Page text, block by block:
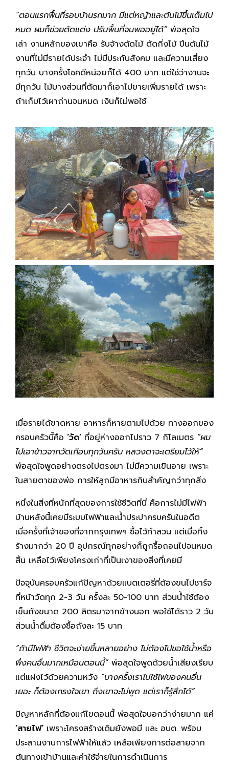
“ตอนแรกพื้นที่รอบบ้านรกมาก มีแต่หญ้าและต้นไม้ขึ้นเต็มไป
หมด ผมก็ช่วยตัดแต่ง ปรับพื้นที่จนพออยู่ได้”พ่อสุดใจ
เล่า งานหลักของเขาคือ รับจ้างตัดไม้ ตัดกิ่งไม้ ปีนต้นไม้
งานที่ไม่มีรายได้ประจำ ไม่มีประกันสังคม และมีความเสี่ยง
ทุกวัน บางครั้งโชคดีหน่อยก็ได้ 400 บาท แต่ใช่ว่างานจะ
มีทุกวัน ไม้บางส่วนที่ตัดมาก็เอาไปขายเพิ่มรายได้ เพราะ
ถ้าเก็บไว้เผาถ่านจนหมด เงินก็ไม่พอใช้
เมื่อรายได้ขาดหาย อาหารก็หายตามไปด้วย ทางออกของ
ครอบครัวนี้คือ ‘วัด’ ที่อยู่ห่างออกไปราว 7 กิโลเมตร “ผม
ไปเอาข้าวจากวัดเกือบทุกวันครับ หลวงตาจะเตรียมไว้ให้”
พ่อสุดใจพูดอย่างตรงไปตรงมา ไม่มีความเขินอาย เพราะ
ในสายตาของพ่อ การให้ลูกมีอาหารกินสำคัญกว่าทุกสิ่ง
หนึ่งในสิ่งที่หนักที่สุดของการใช้ชีวิตที่นี่ คือการไม่มีไฟฟ้า
บ้านหลังนี้เคยมีระบบไฟฟ้าและน้ำประปาครบครันในอดีต
เมื่อครั้งที่เจ้าของที่จากกรุงเทพฯ ซื้อไว้ทำสวน แต่เมื่อทิ้ง
ร้างมากว่า 20 ปี อุปกรณ์ทุกอย่างก็ถูกรื้อถอนไปจนหมด
สิ้น เหลือไว้เพียงโครงเก่าที่เป็นเงาของสิ่งที่เคยมี
ปัจจุบันครอบครัวแก้ปัญหาด้วยแบตเตอรี่ที่ต้องขนไปชาร์จ
ที่หน้าวัดทุก 2-3 วัน ครั้งละ 50-100 บาท ส่วนน้ำใช้ต้อง
เข็นถังขนาด 200 ลิตรมาจากข้างนอก พอใช้ได้ราว 2 วัน
ส่วนน้ำดื่มต้องซื้อถังละ 15 บาท
“ถ้ามีไฟฟ้า ชีวิตจะง่ายขึ้นหลายอย่าง ไม่ต้องไปขอใช้น้ำหรือ
พึ่งคนอื่นมากเหมือนตอนนี้”พ่อสุดใจพูดด้วยน้ำเสียงเรียบ
แต่แฝงไว้ด้วยความหวัง “บางครั้งเราไปใช้ไฟของคนอื่น
เยอะ ก็ต้องเกรงใจเขา ถึงเขาจะไม่พูด แต่เราก็รู้สึกได้”
ปัญหาหลักที่ต้องแก้ไขตอนนี้ พ่อสุดใจบอกว่าง่ายมาก แค่
‘สายไฟ’ เพราะโครงสร้างเดิมยังพอมี และ อบต. พร้อม
ประสานงานการไฟฟ้าให้แล้ว เหลือเพียงการต่อสายจาก
ต้นทางเข้าบ้านและค่าใช้จ่ายในการดำเนินการ